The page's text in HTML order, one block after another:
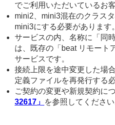
でご利用いただいているお
mini2、mini3混在のクラス
mini3にする必要があります。
サービスの内、名称に「同
は、既存の「beat リモート
サービスです。
接続上限を途中変更した場
定義ファイルを再発行する
ご契約の変更や新規契約に
32617」 を参照してください